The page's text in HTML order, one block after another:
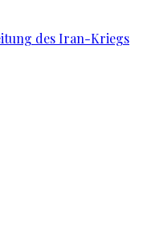
des Iran-Kriegs